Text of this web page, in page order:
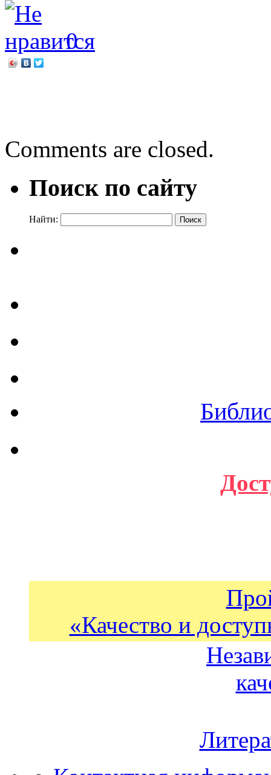
0
Comments are closed.
Поиск по сайту
Найти:
«Качество и